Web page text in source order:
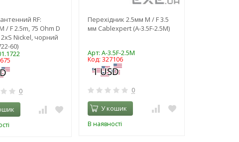
RF:
/ F 2.5m, 75 Ohm D
2xS Nickel, чорний
60)
0
Перехідник 2.5мм M / F 3.5
мм Cablexpert (A-3.5F-2.5M)
Арт: A-3.5F-2.5M
Код: 327106
0
У кошик
В наявності